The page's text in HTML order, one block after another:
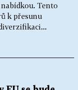
Tento
k přesunu